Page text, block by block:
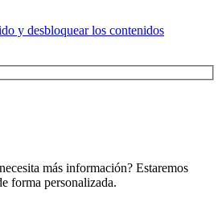
y desbloquear los contenidos
más información? Estaremos
forma personalizada.